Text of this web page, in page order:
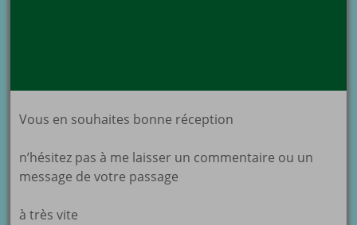
Vous en souhaites bonne réception
n’hésitez pas à me laisser un commentaire ou un
message de votre passage
à très vite